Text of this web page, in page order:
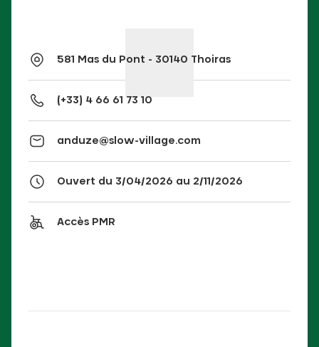
581 Mas du Pont - 30140 Thoiras
(+33) 4 66 61 73 10
anduze@slow-village.com
Ouvert du 3/04/2026 au 2/11/2026
Accès PMR